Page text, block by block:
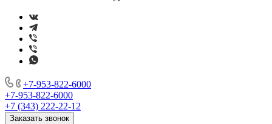
+7-953-822-6000
+7-953-822-6000
+7 (343) 222-22-12
Заказать звонок